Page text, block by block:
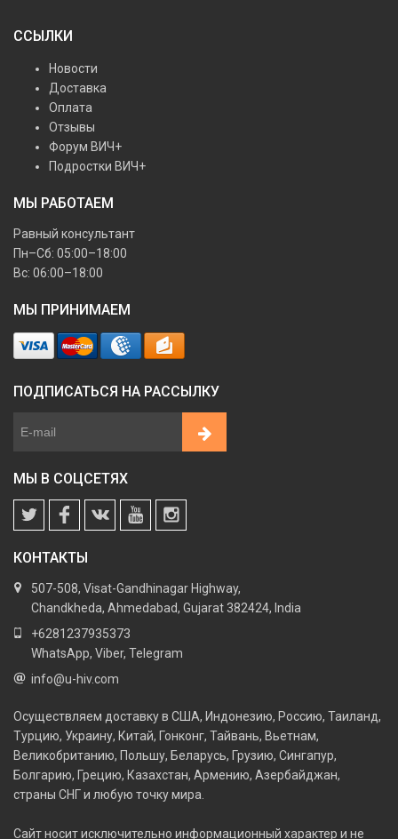
ССЫЛКИ
Новости
Доставка
Оплата
Отзывы
Форум ВИЧ+
Подростки ВИЧ+
МЫ РАБОТАЕМ
Равный консультант
Пн–Сб: 05:00–18:00
Вс: 06:00–18:00
МЫ ПРИНИМАЕМ
ПОДПИСАТЬСЯ НА РАССЫЛКУ
МЫ В СОЦСЕТЯХ
КОНТАКТЫ
507-508, Visat-Gandhinagar Highway,
Chandkheda, Ahmedabad, Gujarat 382424, India
+6281237935373
WhatsApp, Viber, Telegram
info@u-hiv.com
Осуществляем доставку в США, Индонезию, Россию, Таиланд,
Турцию, Украину, Китай, Гонконг, Тайвань, Вьетнам,
Великобританию, Польшу, Беларусь, Грузию, Сингапур,
Болгарию, Грецию, Казахстан, Армению, Азербайджан,
страны СНГ и любую точку мира.
Сайт носит исключительно информационный характер и не